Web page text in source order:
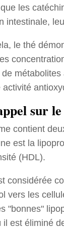
les
intestinale,
le thé
activité
sur
contient
est la
(HDL).
considérée
vers les
"bonnes"
il est éliminé